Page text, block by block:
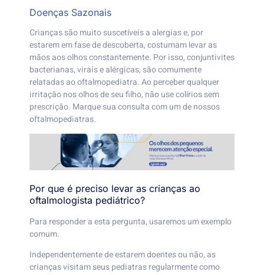
Doenças Sazonais
Crianças são muito suscetíveis a alergias e, por
estarem em fase de descoberta, costumam levar as
mãos aos olhos constantemente. Por isso, conjuntivites
bacterianas, virais e alérgicas, são comumente
relatadas ao oftalmopediatra. Ao perceber qualquer
irritação nos olhos de seu filho, não use colírios sem
prescrição. Marque sua consulta com um de nossos
oftalmopediatras.
Por que é preciso levar as crianças ao
oftalmologista pediátrico?
Para responder a esta pergunta, usaremos um exemplo
comum.
Independentemente de estarem doentes ou não, as
crianças visitam seus pediatras regularmente como